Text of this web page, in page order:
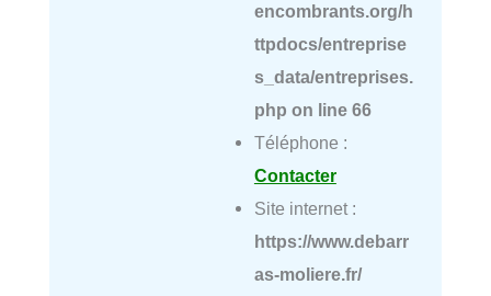
encombrants.org/h
ttpdocs/entreprise
s_data/entreprises.
php on line 66
Téléphone :
Contacter
Site internet :
https://www.debarr
as-moliere.fr/